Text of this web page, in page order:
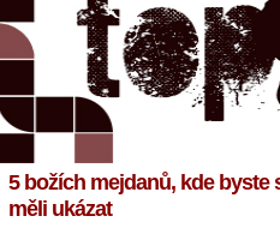
5 božích mejdanů, kde byste
měli ukázat